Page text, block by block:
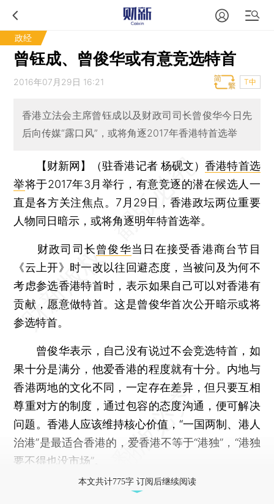
政经
曾钰成、曾俊华或有意竞选特首
2016年07月29日 16:21 T中
香港立法会主席曾钰成以及财政司司长曾俊华今日先
后向传媒“露口风”，或将角逐2017年香港特首选举
【财新网】（驻香港记者 杨砚文）香港特首选
举将于2017年3月举行，有意竞逐的潜在候选人一
直是各方关注焦点。7月29日，香港政坛两位重要
人物同日暗示，或将角逐明年特首选举。
财政司司长曾俊华当日在接受香港商台节目
《云上开》时一改以往回避态度，当被问及为何不
考虑参选香港特首时，表示如果自己可以对香港有
贡献，愿意做特首。这是曾俊华首次公开暗示或将
参选特首。
曾俊华表示，自己没有说过不会竞选特首，如
果十分是满分，他爱香港的程度就有十分。内地与
香港两地的文化不同，一定存在差异，但只要互相
尊重对方的制度，通过包容的态度沟通，便可解决
问题。香港人应该维持核心价值，“一国两制、港人
治港”是最适合香港的，爱香港不等于“港独”，“港独
要不得也没市场”。
本文共计775字 订阅后继续阅读